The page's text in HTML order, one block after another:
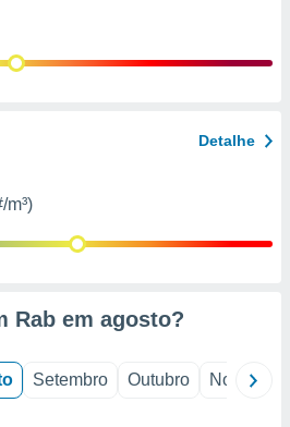
Detalhe
m³)
Rab em agosto?
Setembro Outubro Novembro